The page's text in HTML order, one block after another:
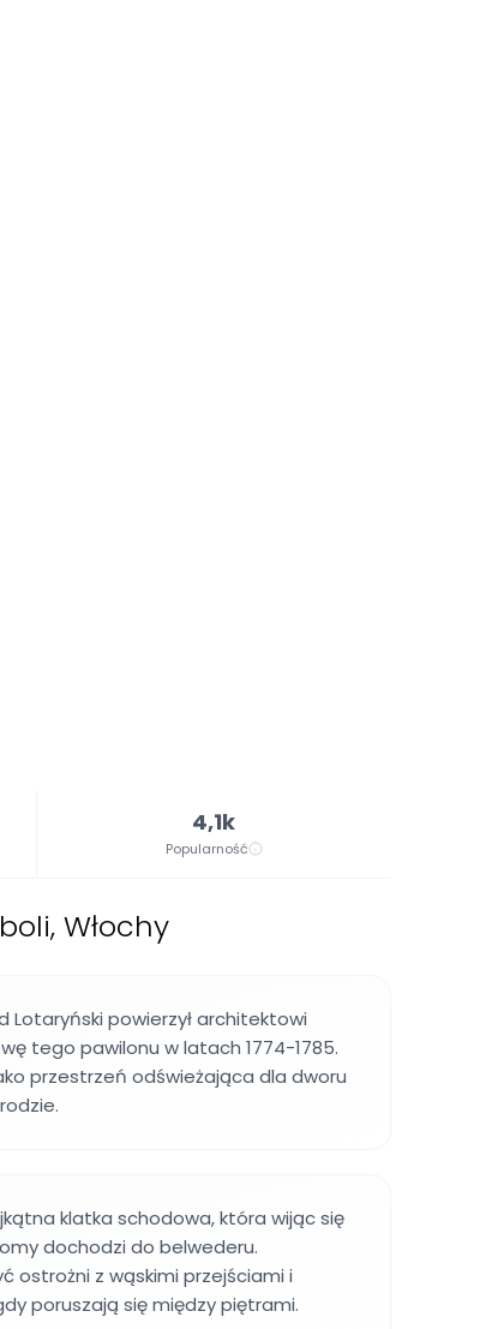
4,1k
Popularność
Włochy
Lotaryński powierzył architektowi
tego pawilonu w latach 1774-1785.
przestrzeń odświeżająca dla dworu
klatka schodowa, która wijąc się
dochodzi do belwederu.
ostrożni z wąskimi przejściami i
poruszają się między piętrami.